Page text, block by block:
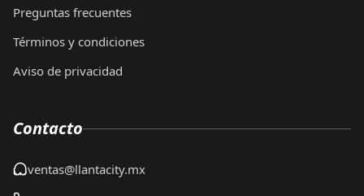
Preguntas frecuentes
Términos y condiciones
Aviso de privacidad
Contacto
ventas@llantacity.mx